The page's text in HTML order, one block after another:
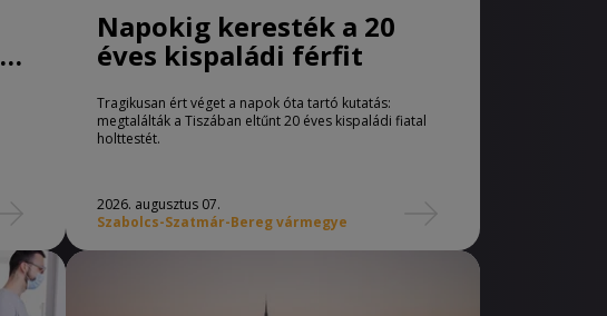
Napokig keresték a 20
éves kispaládi férfit
Tragikusan ért véget a napok óta tartó kutatás:
megtalálták a Tiszában eltűnt 20 éves kispaládi fiatal
holttestét.
2026. augusztus 07.
Szabolcs-Szatmár-Bereg vármegye